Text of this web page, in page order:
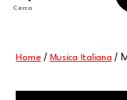
Cerca
Home / Musica Italiana /